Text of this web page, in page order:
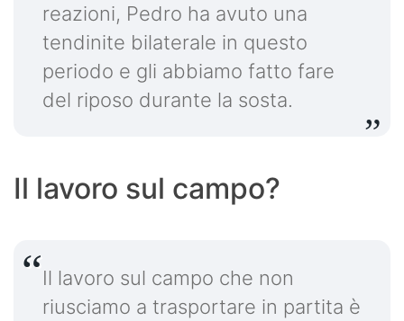
reazioni, Pedro ha avuto una
tendinite bilaterale in questo
periodo e gli abbiamo fatto fare
del riposo durante la sosta.
Il lavoro sul campo?
Il lavoro sul campo che non
riusciamo a trasportare in partita è